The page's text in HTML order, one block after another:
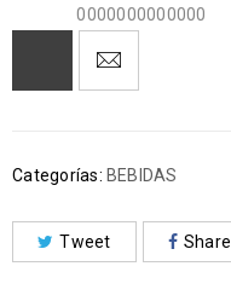
0000000000000
Categorías: BEBIDAS
Tweet Share